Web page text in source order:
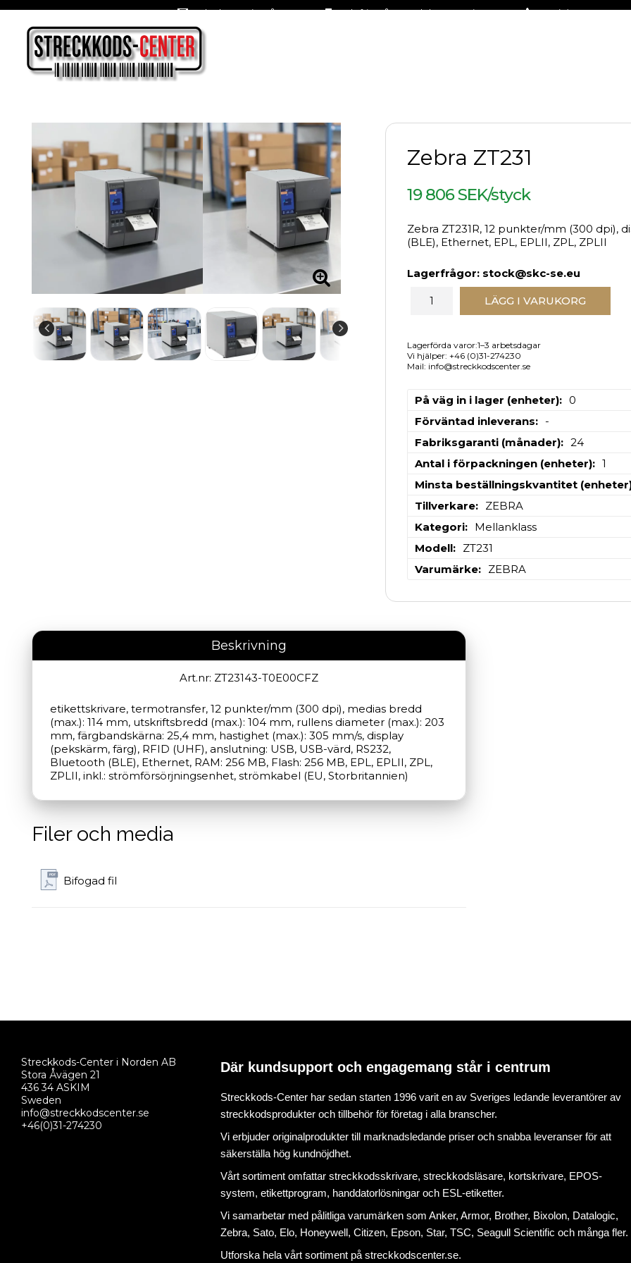
Oslagbara priser året om Fraktfritt på stora delar av sortimentet +46 (0)31-27 42 30
Zebra ZT231
19 806 SEK/styck
Zebra ZT231R, 12 punkter/mm (300 dpi),
(BLE), Ethernet, EPL, EPLII, ZPL, ZPLII
Lagerfrågor: stock@skc-se.eu
LÄGG I VARUKORG
Lagerförda varor:1–3 arbetsdagar
Vi hjälper: +46 (0)31-274230
Mail: info@streckkodscenter.se
På väg in i lager (enheter)
0
Förväntad inleverans
-
Fabriksgaranti (månader)
24
Antal i förpackningen (enheter)
1
Minsta beställningskvantitet
Tillverkare
ZEBRA
Kategori
Mellanklass
Modell
ZT231
Varumärke
ZEBRA
Beskrivning
Art.nr: ZT23143-T0E00CFZ
etikettskrivare, termotransfer, 12 punkter/mm (300 dpi), medias bredd
(max.): 114 mm, utskriftsbredd (max.): 104 mm, rullens diameter (max.): 203
mm, färgbandskärna: 25,4 mm, hastighet (max.): 305 mm/s, display
(pekskärm, färg), RFID (UHF), anslutning: USB, USB-värd, RS232,
Bluetooth (BLE), Ethernet, RAM: 256 MB, Flash: 256 MB, EPL, EPLII, ZPL,
ZPLII, inkl.: strömförsörjningsenhet, strömkabel (EU, Storbritannien)
Filer och media
Bifogad fil
Streckkods-Center i Norden AB
Stora Åvägen 21
436 34 ASKIM
Sweden
info@streckkodscenter.se
+46(0)31-274230
Där kundsupport och engagemang står i centrum
Streckkods-Center har sedan starten 1996 varit en av Sveriges ledande leverantörer av
streckkodsprodukter och tillbehör för företag i alla branscher.
Vi erbjuder originalprodukter till marknadsledande priser och snabba leveranser för att
säkerställa hög kundnöjdhet.
Vårt sortiment omfattar streckkodsskrivare, streckkodsläsare, kortskrivare, EPOS-
system, etikettprogram, handdatorlösningar och ESL-etiketter.
Vi samarbetar med pålitliga varumärken som Anker, Armor, Brother, Bixolon, Datalogic,
Zebra, Sato, Elo, Honeywell, Citizen, Epson, Star, TSC, Seagull Scientific och många fler.
Utforska hela vårt sortiment påstreckkodscenter.se.